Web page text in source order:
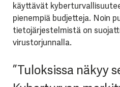
käyttävät
pienempiä budjetteja. Noin
tietojärjestelmistä on
virustorjunnalla.
”Tuloksissa näkyy